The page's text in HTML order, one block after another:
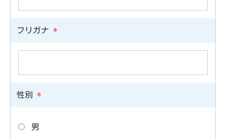
フリガナ *
性別 *
男